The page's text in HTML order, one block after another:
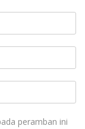
peramban ini